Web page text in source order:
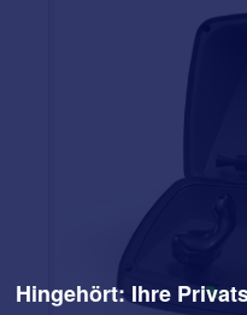
Hingehört: Ihre